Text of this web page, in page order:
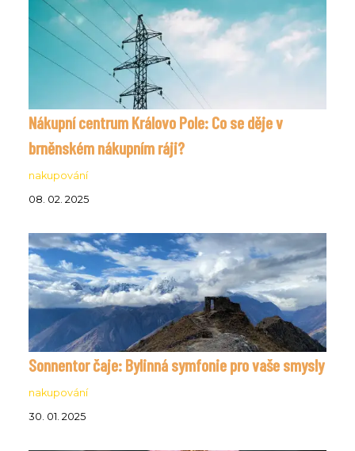
Nákupní centrum Královo Pole: Co se děje v
brněnském nákupním ráji?
nakupování
08. 02. 2025
Sonnentor čaje: Bylinná symfonie pro vaše smysly
nakupování
30. 01. 2025